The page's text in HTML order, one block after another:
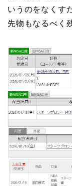
いうのをなくす
先物もなるべく